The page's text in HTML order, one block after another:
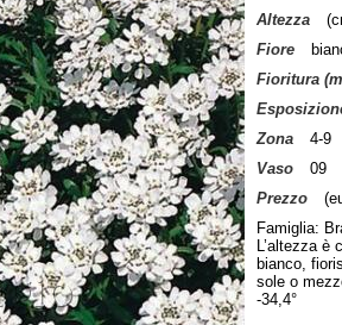
Altezza
Fiore
Fioritura
Zona
4-9
Vaso
09
Prezzo
Famiglia:
L’altezza è
bianco,
sole o
-34,4°